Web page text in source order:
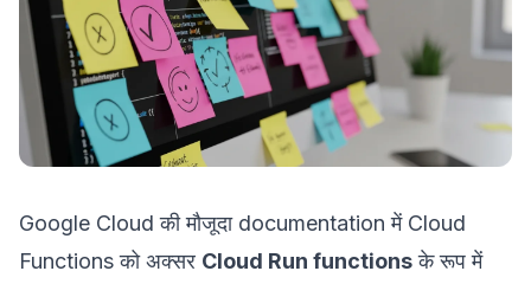
Google Cloud की मौजूदा documentation में Cloud
Functions को अक्सर Cloud Run functionsके रूप में